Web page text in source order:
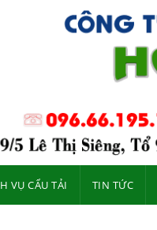
VỤ CẨU TẢI TIN TỨC